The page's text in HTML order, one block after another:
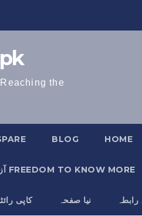
the
BLOG HOME
آزادی FREEDOM TO KNOW MORE
کاپی نیا صفحہ